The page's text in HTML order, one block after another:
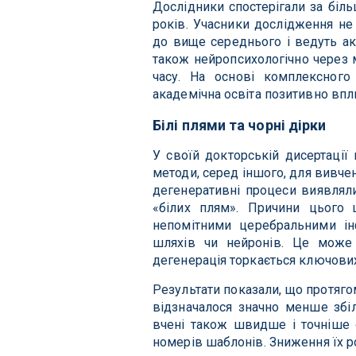
Дослідники спостерігали за
років. Учасники дослідження
до вище середнього і ведуть
також нейропсихологічно через
часу. На основі комплексного
академічна освіта позитивно
Білі плями та чорні дірки
У своїй докторській
методи, серед іншого, для
дегенеративні процеси
«білих плям». Причини
непомітними церебральними
шляхів чи нейронів. Це може
дегенерація торкається
Результати показали, що
відзначалося значно менше
вчені також швидше і точніше
номерів шаблонів. Зниження їх